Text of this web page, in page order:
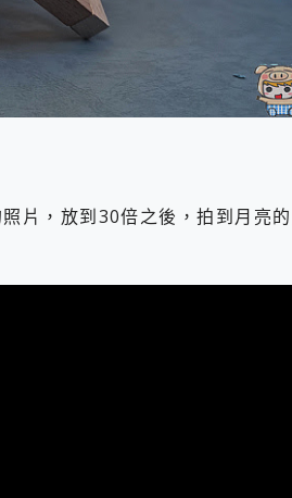
片，放到30倍之後，拍到月亮